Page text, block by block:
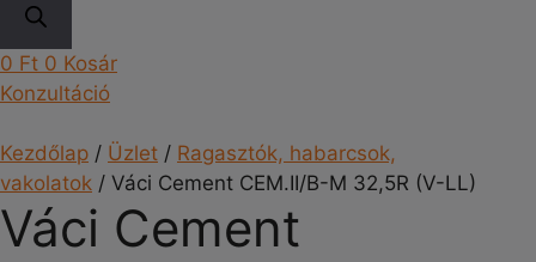
0 Ft 0 Kosár
Konzultáció
Kezdőlap / Üzlet / Ragasztók, habarcsok,
vakolatok / Váci Cement CEM.II/B-M 32,5R (V-LL)
Váci Cement